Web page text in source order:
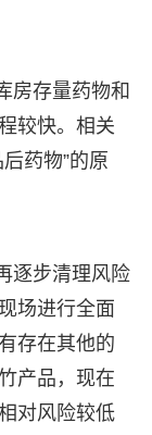
房存量药物和
较快。相关
药物”的原
逐步清理风险
场进行全面
存在其他的
产品，现在
对风险较低